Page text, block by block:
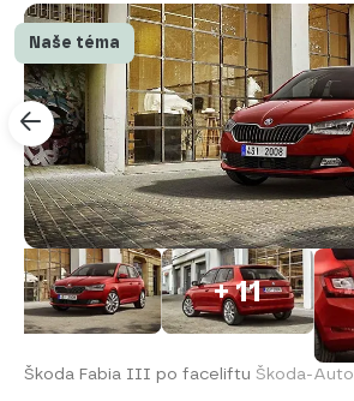
+ 11
Škoda Fabia III po faceliftu Škoda-Auto
Naše téma